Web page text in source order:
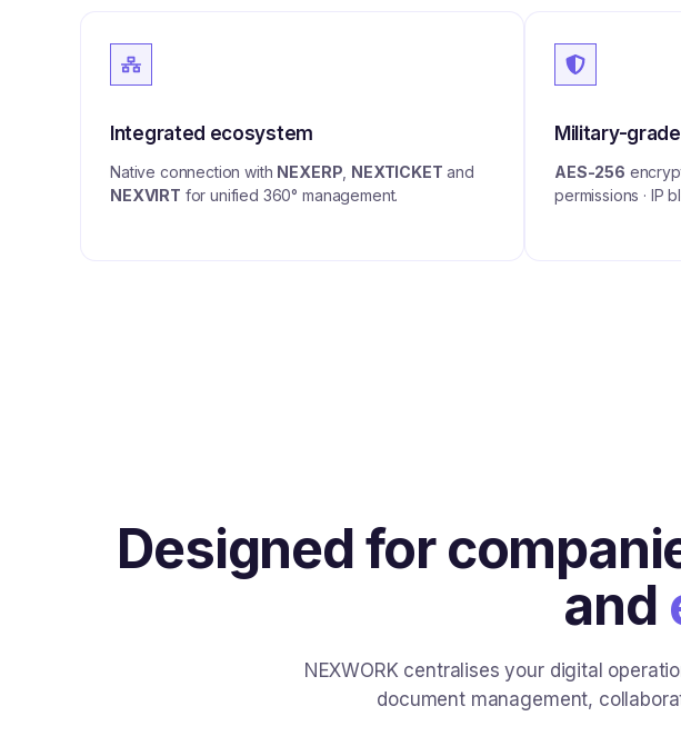
Integrated ecosystem
Native connection with NEXERP, NEXTICKET and
NEXVIRT for unified 360° management.
Military-
AES-256
permissions · IP
Designed for
and
NEXWORK centralises your digital
document management,